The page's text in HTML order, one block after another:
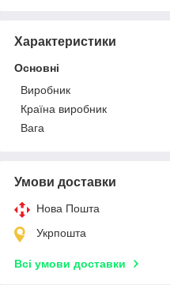
Характеристики
Основні
Виробник
Країна виробник
Вага
Умови доставки
Нова Пошта
Укрпошта
Всі умови доставки